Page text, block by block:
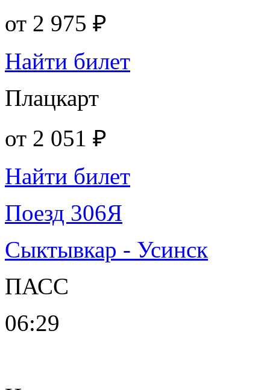
от 2 975 ₽
Найти билет
Плацкарт
от 2 051 ₽
Найти билет
Поезд 306Я
Сыктывкар - Усинск
ПАСС
06:29